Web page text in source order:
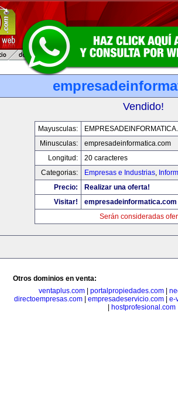
Vendido!
Mayusculas:
Minusculas:
empresadeinformatica.com
Longitud:
20 caracteres
Categorias:
Empresas e Industrias,
Precio:
Realizar una oferta!
Visitar!
empresadeinformatica.com
Serán consideradas
Otros dominios en venta:
ventaplus.com
portalpropiedades.com
directoempresas.com
empresadeservicio.com
e-
hostprofesional.com